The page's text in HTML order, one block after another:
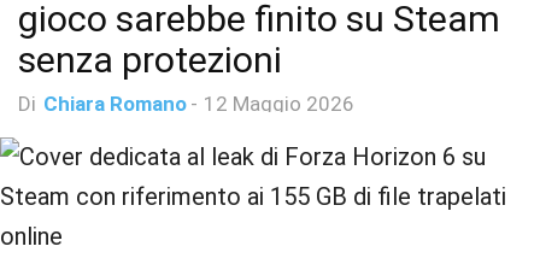
gioco sarebbe finito su Steam
senza protezioni
Di Chiara Romano - 12 Maggio 2026